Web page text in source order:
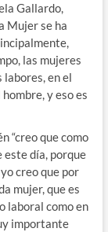
Gallardo,
Mujer se ha
las mujeres
labores, en el
y eso es
“creo que como
día, porque
creo que por
mujer, que es
laboral como en
importante